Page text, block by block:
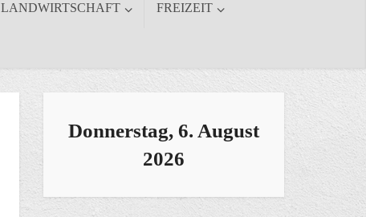
LANDWIRTSCHAFT FREIZEIT
Donnerstag, 6. August
2026